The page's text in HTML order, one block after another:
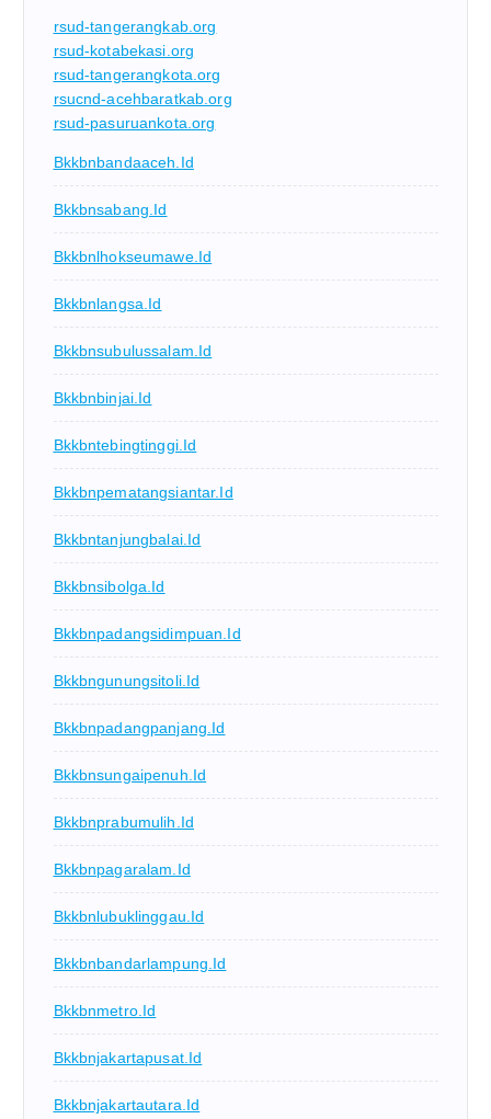
rsud-tangerangkab.org
rsud-kotabekasi.org
rsud-tangerangkota.org
rsucnd-acehbaratkab.org
rsud-pasuruankota.org
Bkkbnbandaaceh.id
Bkkbnsabang.id
Bkkbnlhokseumawe.id
Bkkbnlangsa.id
Bkkbnsubulussalam.id
Bkkbnbinjai.id
Bkkbntebingtinggi.id
Bkkbnpematangsiantar.id
Bkkbntanjungbalai.id
Bkkbnsibolga.id
Bkkbnpadangsidimpuan.id
Bkkbngunungsitoli.id
Bkkbnpadangpanjang.id
Bkkbnsungaipenuh.id
Bkkbnprabumulih.id
Bkkbnpagaralam.id
Bkkbnlubuklinggau.id
Bkkbnbandarlampung.id
Bkkbnmetro.id
Bkkbnjakartapusat.id
Bkkbnjakartautara.id